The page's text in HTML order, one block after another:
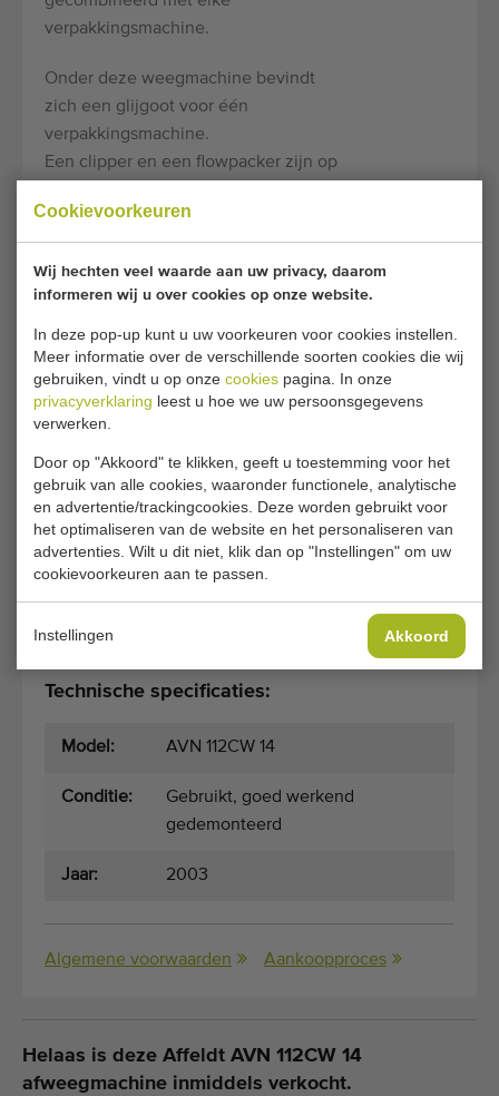
Cookievoorkeuren
Wij hechten veel waarde aan uw privacy, daarom
informeren wij u over cookies op onze website.
In deze pop-up kunt u uw voorkeuren voor cookies instellen.
Meer informatie over de verschillende soorten cookies die wij
gebruiken, vindt u op onze cookies pagina. In onze
privacyverklaring leest u hoe we uw persoonsgegevens
verwerken.
Door op "Akkoord" te klikken, geeft u toestemming voor het
gebruik van alle cookies, waaronder functionele, analytische
en advertentie/trackingcookies. Deze worden gebruikt voor
het optimaliseren van de website en het personaliseren van
advertenties. Wilt u dit niet, klik dan op "Instellingen" om uw
cookievoorkeuren aan te passen.
Instellingen Akkoord
verpakkingsmachine.
Onder deze weegmachine bevindt
zich een glijgoot voor één
verpakkingsmachine.
Een clipper en een flowpacker zijn op
tussen netten en flowpack.
De weger heeft met de volgende
twee verpakkingsmachines gewerkt.
Affeldt 929 clipper met wijnglas
etiket, bouwjaar 2003
Ilapack VT 1000 S verticale
flowpackmachine, voor
transparante folie, bouwjaar 2002
Optioneel:
Buislader voor de netten
Technische specificaties:
Model: AVN 112CW 14
Conditie:
Gebruikt, goed werkend
gedemonteerd
Jaar: 2003
Algemene voorwaarden Aankoopproces
Helaas is deze Affeldt AVN 112CW 14
afweegmachine inmiddels verkocht.